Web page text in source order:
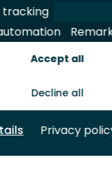
ons
op
Instagram
A-Z Index
tracking
Accept all
Decline all
Privacy